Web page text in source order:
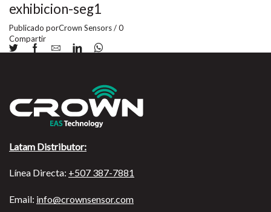
exhibicion-seg1
Publicado porCrown Sensors/0
Compartir
Latam Distributor:
Línea Directa: +507 387-7881
Email: info@crownsensor.com